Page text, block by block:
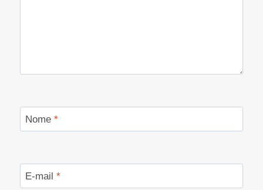
Nome *
E-mail *